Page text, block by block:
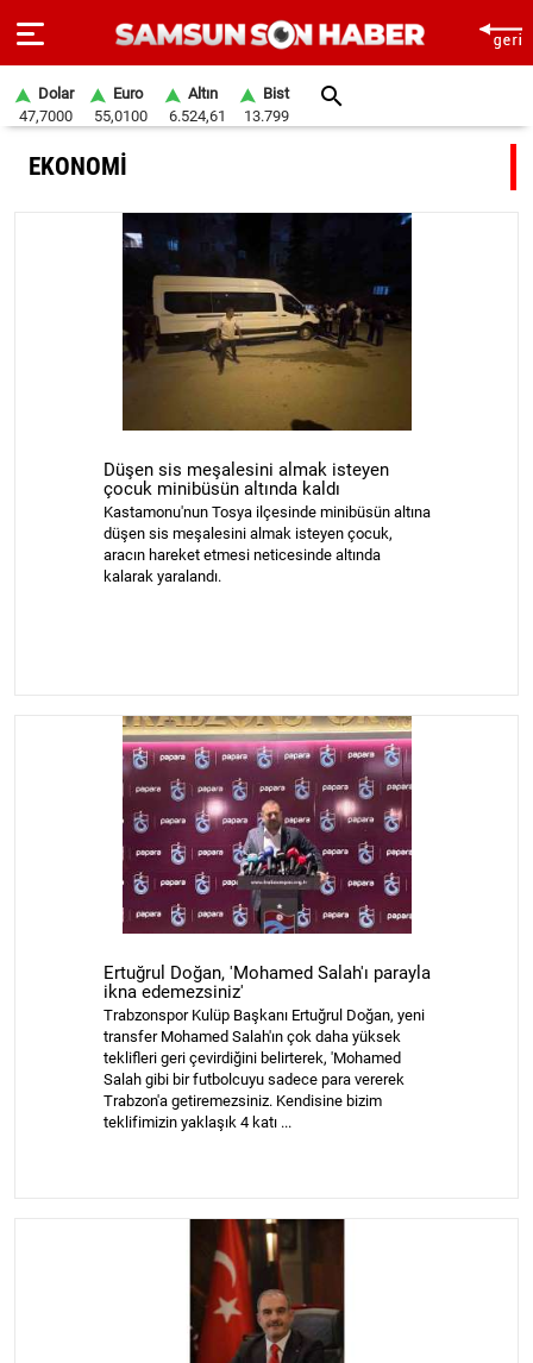
ANA
SAMSUN
SAMSUNSPOR
GÜNDEM
EKONOMİ
DÜNYA
MAGAZİN
YAZARLAR
İletişim
Politikası
Dolar
47,7000
Euro
55,0100
Altın
6.524,61
Bist
13.799
EKONOMİ
Düşen sis meşalesini almak isteyen
çocuk minibüsün altında kaldı
Kastamonu'nun Tosya ilçesinde minibüsün altına
düşen sis meşalesini almak isteyen çocuk,
aracın hareket etmesi neticesinde altında
kalarak yaralandı.
Ertuğrul Doğan, 'Mohamed Salah'ı parayla
ikna edemezsiniz'
Trabzonspor Kulüp Başkanı Ertuğrul Doğan, yeni
transfer Mohamed Salah'ın çok daha yüksek
teklifleri geri çevirdiğini belirterek, 'Mohamed
Salah gibi bir futbolcuyu sadece para vererek
Trabzon'a getiremezsiniz. Kendisine bizim
teklifimizin yaklaşık 4 katı ...